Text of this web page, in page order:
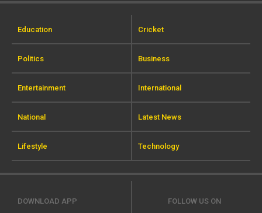
Education Cricket
Politics Business
Entertainment International
National Latest News
Lifestyle Technology
DOWNLOAD APP FOLLOW US ON